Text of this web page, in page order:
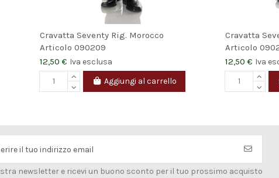
Cravatta Seventy Rig. Morocco
Articolo 090209
12,50 € Iva esclusa
Aggiungi al carrello
Cravatta
Articolo
12,50 € Iva
il tuo indirizzo email
newsletter e ricevi un buono sconto per il tuo prossimo acquisto